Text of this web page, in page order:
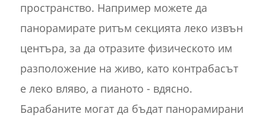
пространство. Например можете да
панорамирате ритъм секцията леко извън
центъра, за да отразите физическото им
разположение на живо, като контрабасът
е леко вляво, а пианото - вдясно.
Барабаните могат да бъдат панорамирани